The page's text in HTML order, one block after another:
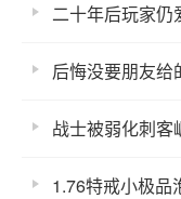
二十年后玩家仍
后悔没要朋友给
战士被弱化刺客
1.76特戒小极品